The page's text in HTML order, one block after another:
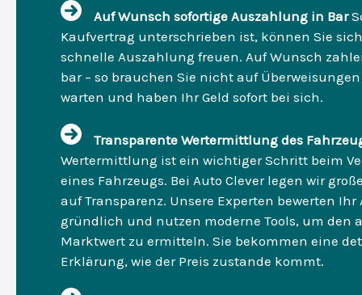
Auf Wunsch sofortige Auszahlung in Bar
Kaufvertrag unterschrieben ist, können Sie
schnelle Auszahlung freuen. Auf Wunsch
bar – so brauchen Sie nicht auf
warten und haben Ihr Geld sofort bei sich.
Transparente Wertermittlung des
Wertermittlung ist ein wichtiger Schritt beim
eines Fahrzeugs. Bei Auto Clever legen wir
auf Transparenz. Unsere Experten bewerten Ihr
gründlich und nutzen moderne Tools, um den
Marktwert zu ermitteln. Sie bekommen eine
Erklärung, wie der Preis zustande kommt.